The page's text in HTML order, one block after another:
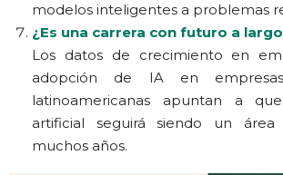
modelos inteligentes a problemas
¿Es una carrera con futuro a
Los datos de crecimiento en
adopción de IA en
latinoamericanas apuntan a
artificial seguirá siendo un área
muchos años.